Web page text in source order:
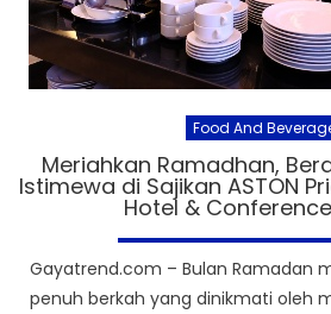
Food And
Meriahkan Ramadhan,
Istimewa di Sajikan ASTON
Hotel &
Gayatrend.com – Bulan Ramadan
penuh berkah yang dinikmati oleh